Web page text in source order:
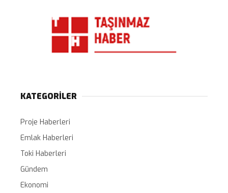
KATEGORİLER
Proje Haberleri
Emlak Haberleri
Toki Haberleri
Gündem
Ekonomi